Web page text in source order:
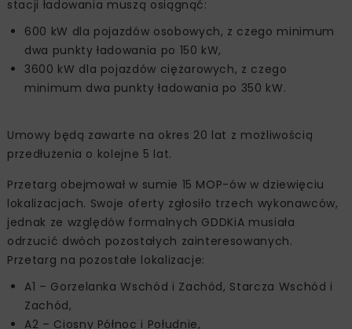
stacji ładowania muszą osiągnąć:
600 kW dla pojazdów osobowych, z czego minimum
dwa punkty ładowania po 150 kW,
3600 kW dla pojazdów ciężarowych, z czego
minimum dwa punkty ładowania po 350 kW.
Umowy będą zawarte na okres 20 lat z możliwością
przedłużenia o kolejne 5 lat.
Przetarg obejmował w sumie 15 MOP-ów w dziewięciu
lokalizacjach. Swoje oferty zgłosiło trzech wykonawców,
jednak ze względów formalnych GDDKiA musiała
odrzucić dwóch pozostałych zainteresowanych.
Przetarg na pozostałe lokalizacje:
A1 – Gorzelanka Wschód i Zachód, Starcza Wschód i
Zachód,
A2 – Ciosny Północ i Południe,